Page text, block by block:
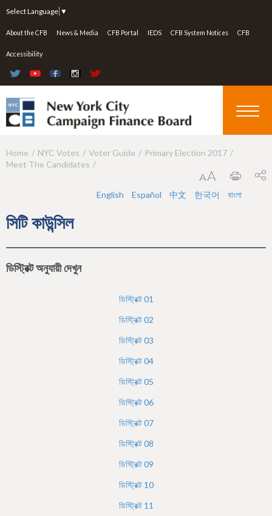
Select Language ▼
About the CFB News & Media CFB Portal IEDS CFB System Notices CFB
Accessibility
Y
a
h
Home NYC Votes Voter Guide
Primary Election 2017
Meet The Candidates
English Español 中文 한국어 বাংলা
সিটি কাউন্সিল
ডিস্ট্রিক্ট অনুযায়ী দেখুন
ডিস্ট্রিক্ট01
ডিস্ট্রিক্ট02
ডিস্ট্রিক্ট03
ডিস্ট্রিক্ট04
ডিস্ট্রিক্ট05
ডিস্ট্রিক্ট06
ডিস্ট্রিক্ট07
ডিস্ট্রিক্ট08
ডিস্ট্রিক্ট09
ডিস্ট্রিক্ট 10
ডিস্ট্রিক্ট 11